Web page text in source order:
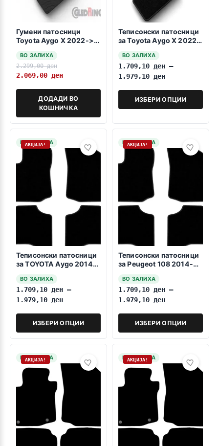
Гумени патосници
Toyota Aygo X 2022->
ВО ЗАЛИХА
2.299,00ден
2.069,00 ден
ДОДАДИ ВО
КОШНИЧКА
Теписонски патосници
за Toyota Aygo X 2022-
ВО ЗАЛИХА
1.709,10 ден –
1.979,10 ден
ИЗБЕРИ ОПЦИИ
НА ЗАЛИХА
АКЦИЈА!
Теписонски патосници
за TOYOTA Aygo 2014-
ВО ЗАЛИХА
1.709,10 ден –
1.979,10 ден
ИЗБЕРИ ОПЦИИ
НА ЗАЛИХА
АКЦИЈА!
Теписонски патосници
за Peugeot 108 2014-
ВО ЗАЛИХА
1.709,10 ден –
1.979,10 ден
ИЗБЕРИ ОПЦИИ
НА ЗАЛИХА
АКЦИЈА! НА ЗАЛИХА
АКЦИЈА!